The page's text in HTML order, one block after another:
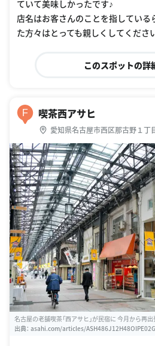
ていて美味しかったです♪
店名はお客さんのことを指している
た方々はとっても親しくしてくださ
このスポットの詳
F 喫茶西アサヒ
愛知県名古屋市西区那古野１丁
名古屋の老舗喫茶「西アサヒ」が民宿に 今月から再
出典： asahi.com/articles/